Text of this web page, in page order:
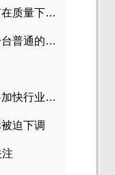
加速新能源产品布局，东风本田如何在质量下转型？
本田的首款插混车型来了！这不是一台普通的CR-V
工信部明确进一步开放汽车市场，将加快行业兼并重组
迫下调